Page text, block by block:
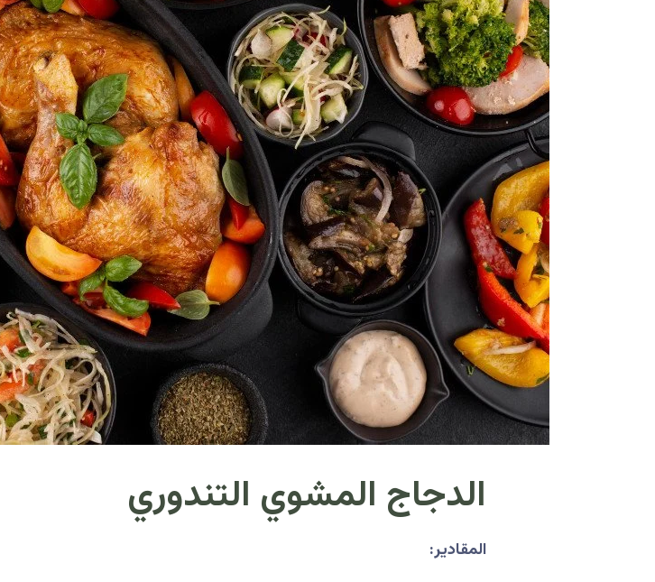
الدجاج المشوي التندوري
المقادير: